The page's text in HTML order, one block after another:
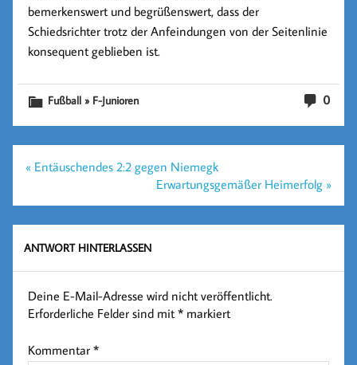
bemerkenswert und begrüßenswert, dass der
Schiedsrichter trotz der Anfeindungen von der Seitenlinie
konsequent geblieben ist.
0
Fußball » F-Junioren
Beitragsnavigation
« Entäuschendes 2:2 gegen Niemegk
Erwartungsgemäßer Heimerfolg »
ANTWORT HINTERLASSEN
Deine E-Mail-Adresse wird nicht veröffentlicht.
Erforderliche Felder sind mit* markiert
Kommentar*